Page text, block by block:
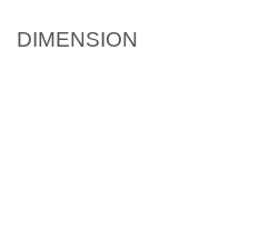
DIMENSION